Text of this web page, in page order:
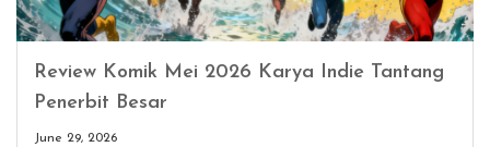
Review Komik Mei 2026 Karya Indie Tantang
Penerbit Besar
June 29, 2026